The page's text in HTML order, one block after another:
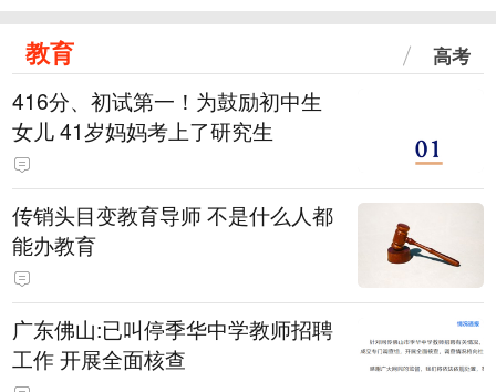
教育 高考
416分、初试第一！为鼓励初中生
女儿 41岁妈妈考上了研究生
传销头目变教育导师 不是什么人都
能办教育
广东佛山:已叫停季华中学教师招聘
工作 开展全面核查